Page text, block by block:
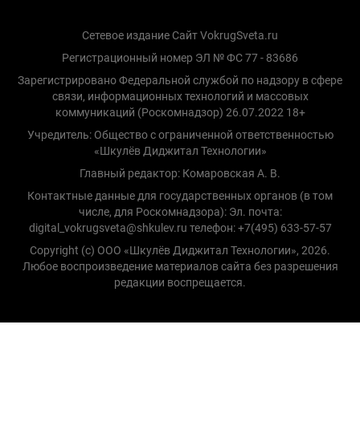
Сетевое издание Сайт VokrugSveta.ru
Регистрационный номер ЭЛ № ФС 77 - 83686
Зарегистрировано Федеральной службой по надзору в сфере
связи, информационных технологий и массовых
коммуникаций (Роскомнадзор) 26.07.2022 18+
Учредитель: Общество с ограниченной ответственностью
«Шкулёв Диджитал Технологии»
Главный редактор: Комаровская А. В.
Контактные данные для государственных органов (в том
числе, для Роскомнадзора): Эл. почта:
digital_vokrugsveta@shkulev.ru телефон: +7(495) 633-57-57
Copyright (с) ООО «Шкулёв Диджитал Технологии», 2026.
Любое воспроизведение материалов сайта без разрешения
редакции воспрещается.